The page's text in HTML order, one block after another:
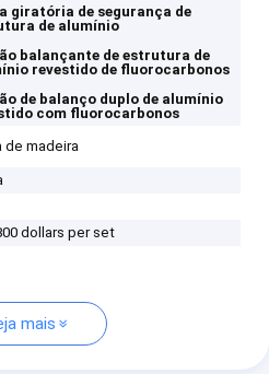
giratória de segurança de
de alumínio
balançante de estrutura de
revestido de fluorocarbonos
de balanço duplo de alumínio
com fluorocarbonos
de madeira
dollars per set
mais